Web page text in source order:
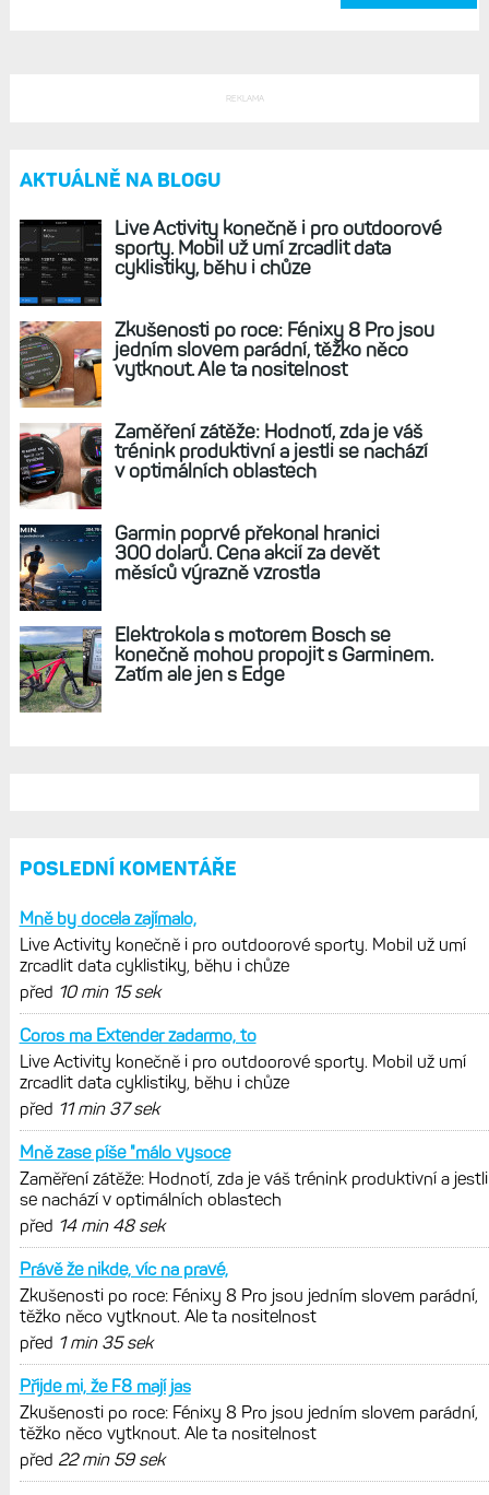
REKLAMA
AKTUÁLNĚ NA BLOGU
Live Activity konečně i pro outdoorové
sporty. Mobil už umí zrcadlit data
cyklistiky, běhu i chůze
Zkušenosti po roce: Fénixy 8 Pro jsou
jedním slovem parádní, těžko něco
vytknout. Ale ta nositelnost
Zaměření zátěže: Hodnotí, zda je váš
trénink produktivní a jestli se nachází
v optimálních oblastech
Garmin poprvé překonal hranici
300 dolarů. Cena akcií za devět
měsíců výrazně vzrostla
Elektrokola s motorem Bosch se
konečně mohou propojit s Garminem.
Zatím ale jen s Edge
POSLEDNÍ KOMENTÁŘE
Mně by docela zajímalo,
Live Activity konečně i pro outdoorové sporty. Mobil už umí
zrcadlit data cyklistiky, běhu i chůze
před 10 min 15 sek
Coros ma Extender zadarmo, to
Live Activity konečně i pro outdoorové sporty. Mobil už umí
zrcadlit data cyklistiky, běhu i chůze
před 11 min 37 sek
Mně zase píše "málo vysoce
Zaměření zátěže: Hodnotí, zda je váš trénink produktivní a jestli
se nachází v optimálních oblastech
před 14 min 48 sek
Právě že nikde, víc na pravé,
Zkušenosti po roce: Fénixy 8 Pro jsou jedním slovem parádní,
těžko něco vytknout. Ale ta nositelnost
před 1 min 35 sek
Přijde mi, že F8 mají jas
Zkušenosti po roce: Fénixy 8 Pro jsou jedním slovem parádní,
těžko něco vytknout. Ale ta nositelnost
před 22 min 59 sek